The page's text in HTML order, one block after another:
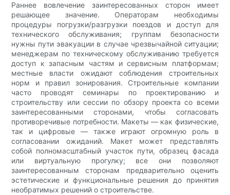
Раннее вовлечение заинтересованных сторон имеет
решающее значение. Операторам необходимы
процедуры погрузки/разгрузки поездов и доступ для
технического обслуживания; группам безопасности
нужны пути эвакуации в случае чрезвычайной ситуации;
менеджерам по техническому обслуживанию требуется
доступ к запасным частям и сервисным платформам;
местные власти ожидают соблюдения строительных
норм и правил зонирования. Строительные компании
часто проводят семинары по проектированию и
строительству или сессии по обзору проекта со всеми
заинтересованными сторонами, чтобы согласовать
противоречивые потребности. Макеты — как физические,
так и цифровые — также играют огромную роль в
согласовании ожиданий. Макет может представлять
собой полномасштабный участок пути, образец фасада
или виртуальную прогулку; все они позволяют
заинтересованным сторонам предварительно оценить
эстетические и функциональные решения до принятия
необратимых решений о строительстве.